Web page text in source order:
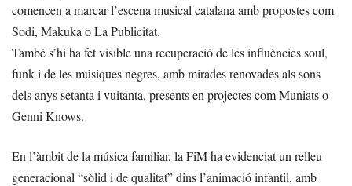
comencen a marcar l’escena musical catalana amb propostes com
Sodi, Makuka o La Publicitat.
També s’hi ha fet visible una recuperació de les influències soul,
funk i de les músiques negres, amb mirades renovades als sons
dels anys setanta i vuitanta, presents en projectes com Muniats o
Genni Knows.
En l’àmbit de la música familiar, la FiM ha evidenciat un relleu
generacional “sòlid i de qualitat” dins l’animació infantil, amb